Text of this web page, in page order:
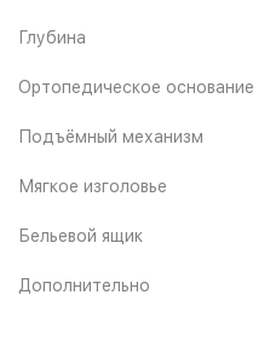
Глубина
Ортопедическое основание
Подъёмный механизм
Мягкое изголовье
Бельевой ящик
Дополнительно